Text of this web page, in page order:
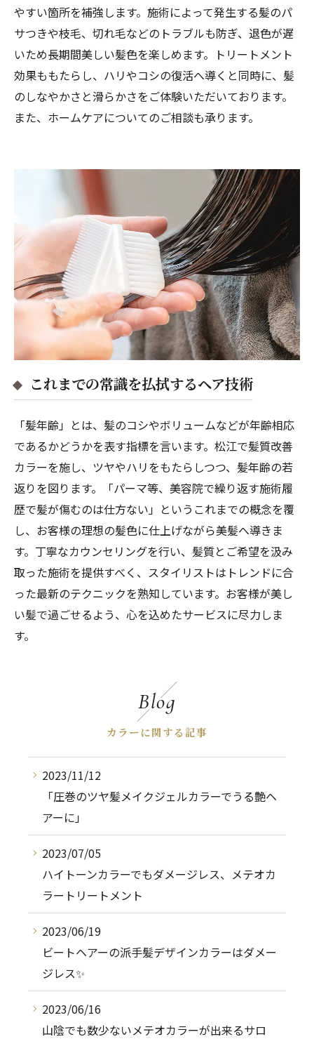
やすい箇所を補強します。施術によって発生する髪のパ
サつきや枝毛、切れ毛などのトラブルも防ぎ、退色が遅
いため長期間美しい髪色を楽しめます。トリートメント
効果ももたらし、ハリやコシの復活へ導くと同時に、髪
のしなやかさと滑らかさをご体験いただいております。
また、ホームケアについてのご相談も承ります。
これまでの常識を払拭するヘア技術
「髪年齢」とは、髪のコシやボリュームなどが年齢相応
であるかどうかを表す指標を言います。松江で髪質改善
カラーを施し、ツヤやハリをもたらしつつ、髪年齢の若
返りを図ります。「パーマ等、美容院で繰り返す施術履
歴で髪が傷むのは仕方ない」というこれまでの概念を覆
し、お客様の理想の髪色に仕上げながら美髪へ導きま
す。丁寧なカウンセリングを行い、髪質とご希望を汲み
取った施術を提供すべく、スタイリストはトレンドに合
った最新のテクニックを熟知しています。お客様が美し
い髪で過ごせるよう、心を込めたサービスに尽力しま
す。
Blog
カラーに関する記事
2023/11/12
「圧巻のツヤ髪メイクジェルカラーでうる艶ヘ
アーに」
2023/07/05
ハイトーンカラーでもダメージレス、メテオカ
ラートリートメント
2023/06/19
ビートヘアーの派手髪デザインカラーはダメー
ジレス✨
2023/06/16
山陰でも数少ないメテオカラーが出来るサロ